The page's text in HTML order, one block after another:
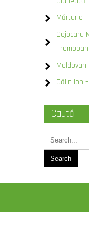
Mărturie
Cojocaru
Călin Ion
Caută